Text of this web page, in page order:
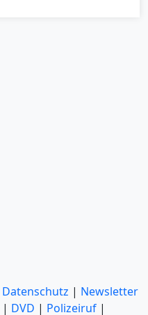
Datenschutz | Newsletter
| DVD | Polizeiruf |